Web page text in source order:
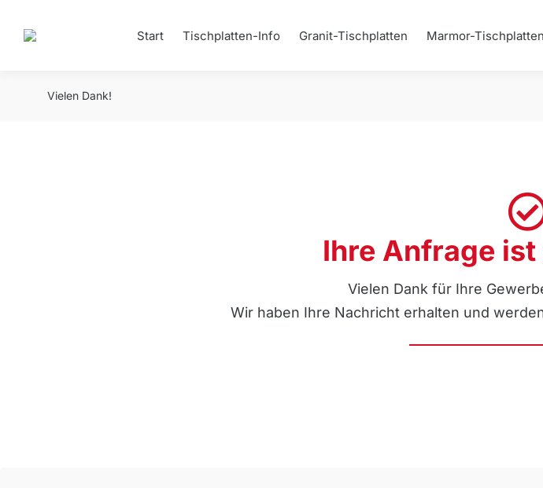
Start Tischplatten-Info Granit-Tischplatten Marmor-Tischplatten
Vielen Dank!
Ihre Anfrage
Vielen Dank für Ihre
Wir haben Ihre Nachricht erhalten und